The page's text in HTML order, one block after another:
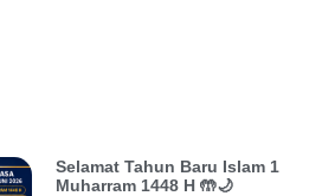
Selamat Tahun Baru Islam 1
Muharram 1448 H 🤲🌙